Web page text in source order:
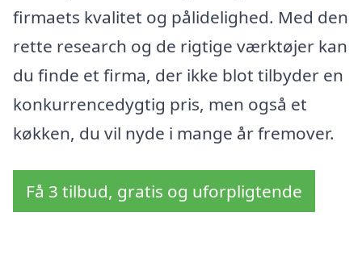
firmaets kvalitet og pålidelighed. Med den
rette research og de rigtige værktøjer kan
du finde et firma, der ikke blot tilbyder en
konkurrencedygtig pris, men også et
køkken, du vil nyde i mange år fremover.
Få 3 tilbud, gratis og uforpligtende